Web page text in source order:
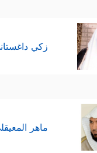
زكي
ماهر